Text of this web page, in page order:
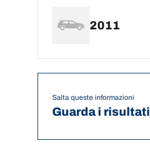
2011
Salta queste informazioni
Guarda i risultati